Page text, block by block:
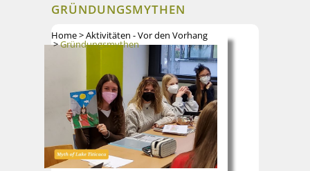
GRÜNDUNGSMYTHEN
Home>Aktivitäten - Vor den Vorhang
>Gründungsmythen